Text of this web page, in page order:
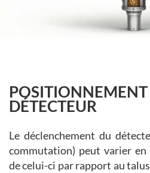
DÉTECTEUR
Le déclenchement du
commutation) peut varier
de celui-ci par rapport au